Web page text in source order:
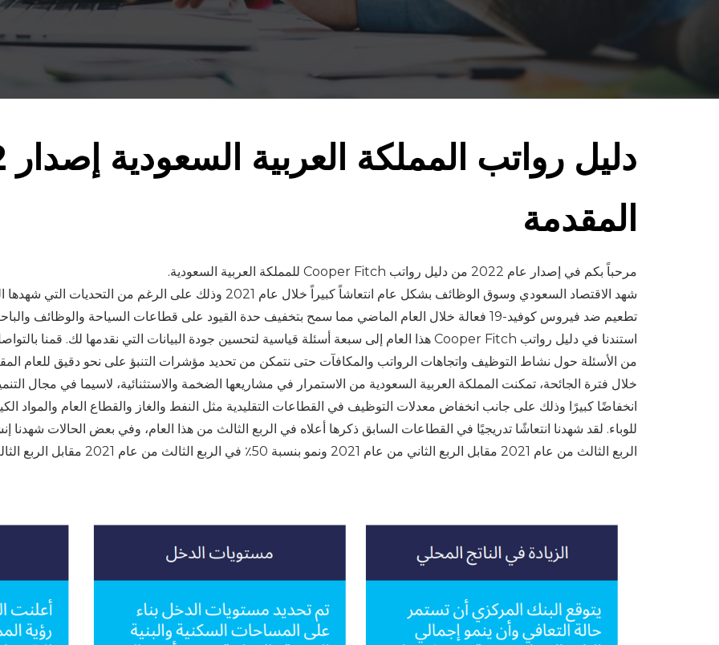
دليل رواتب المملكة العربية السعودية إصدار 2022
المقدمة
مرحباً بكم في إصدار عام 2022 من دليل رواتب Cooper Fitch للمملكة العربية السعودية.
تطعيم ضد فيروس كوفيد-19 فعالة خلال العام الماضي مما سمح بتخفيف حدة القيود على قطاعات السياحة والوظائف والباحثين عن عمل بشكل عام.
من الأسئلة حول نشاط التوظيف واتجاهات الرواتب والمكافآت حتى نتمكن من تحديد مؤشرات التنبؤ على نحو دقيق للعام
خلال فترة الجائحة، تمكنت المملكة العربية السعودية من الاستمرار في مشاريعها الضخمة والاستثنائية، لاسيما في مجال
انخفاضًا كبيرًا وذلك على جانب انخفاض معدلات التوظيف في القطاعات التقليدية مثل النفط والغاز والقطاع العام والمواد
الربع الثالث من عام 2021 مقابل الربع الثاني من عام 2021 ونمو بنسبة 50٪ في الربع الثالث من عام 2021 مقابل الربع الثالث من عام 2021.